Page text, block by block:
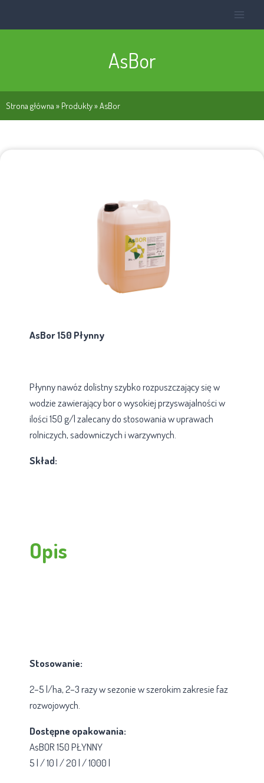
AsBor
Strona główna » Produkty»AsBor
AsBor 150 Płynny
Płynny nawóz dolistny szybko rozpuszczający się w
wodzie zawierający bor o wysokiej przyswajalności w
ilości 150 g/l zalecany do stosowania w uprawach
rolniczych, sadowniczych i warzywnych.
Skład:
Opis
Stosowanie:
2–5 l/ha, 2–3 razy w sezonie w szerokim zakresie faz
rozwojowych.
Dostępne opakowania:
AsBOR 150 PŁYNNY
5 l / 10 l / 20 l / 1000 l